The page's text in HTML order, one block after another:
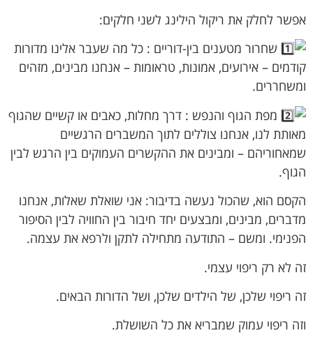
אפשר לחלק את ריקול הילינג לשני חלקים:
שחרור מטענים בין-דוריים : כל מה שעבר אלינו מדורות
קודמים – אירועים, אמונות, טראומות – אנחנו מבינים, מזהים
ומשחררים.
מפת הגוף והנפש : דרך מחלות, כאבים או קשיים שהגוף
מאותת לנו, אנחנו צוללים לתוך המשברים הרגשיים
שמאחוריהם – ומבינים את ההקשרים העמוקים בין הרגש לבין
הגוף.
הקסם הוא, שהכול נעשה בדיבור: אני שואלת שאלות, אנחנו
מדברים, מבינים, ומבצעים יחד חיבור בין החוויה לבין הסיפור
הפנימי. ומשם – התודעה מתחילה לתקן ולרפא את עצמה.
זה לא רק ריפוי עצמי.
זה ריפוי שלכן, של הילדים שלכן, ושל הדורות הבאים.
וזה ריפוי עמוק שמבריא את כל השושלת.